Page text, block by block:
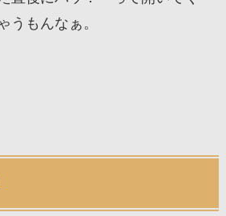
うもんなぁ。